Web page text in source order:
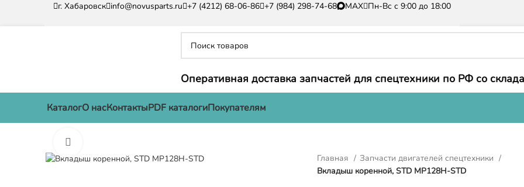
г. Хабаровск info@novusparts.ru +7 (4212) 68-06-86 +7 (984) 298-74-68 MAX Пн-Вс с 9:00 до 18:00
Оперативная доставка запчастей для спецтехники по РФ со
КаталогО насКонтактыPDF каталогиПокупателям
Главная
Запчасти двигателей спецтехники
Вкладыш коренной, STD MP128H-STD